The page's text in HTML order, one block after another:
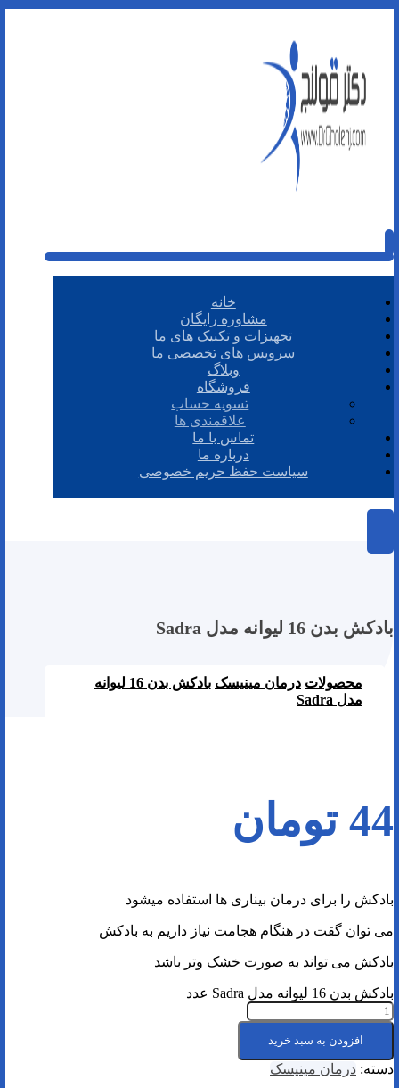
خانه
مشاوره رایگان
تجهیزات و تکنیک های ما
سرویس های تخصصی ما
وبلاگ
فروشگاه
تسویه حساب
علاقمندی ها
تماس با ما
درباره ما
سیاست حفظ حریم خصوصی
بادکش بدن 16 لیوانه مدل Sadra
محصولات درمان مینیسک
بادکش بدن 16 لیوانه
مدل Sadra
44 تومان
بادکش را برای درمان بیناری ها استفاده میشود
می توان گقت در هنگام هجامت نیاز داریم به بادکش
بادکش می تواند به صورت خشک وتر باشد
بادکش بدن 16 لیوانه مدل Sadra عدد
افزودن به سبد خرید
دسته: درمان مینیسک